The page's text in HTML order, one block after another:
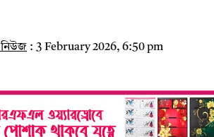
নিউজ : 3 February 2026, 6:50 pm